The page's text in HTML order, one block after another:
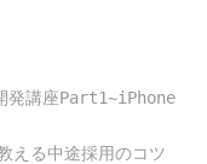
発講座Part1~iPhone
える中途採用のコツ